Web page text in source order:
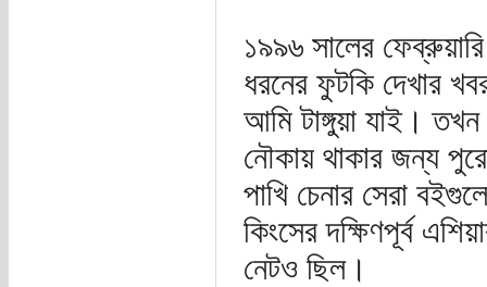
১৯৯৬ সালের
ধরনের ফুটকি দেখার
আমি টাঙ্গুয়া যাই।
নৌকায় থাকার জন্য
পাখি চেনার সেরা
কিংসের দক্ষিণপূর্ব
নেটও ছিল।